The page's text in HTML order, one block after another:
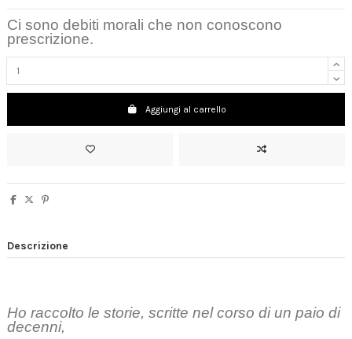
Ci sono debiti morali che non conoscono
prescrizione.
Aggiungi al carrello
Descrizione
Ho raccolto le storie, scritte nel corso di un paio di
decenni,